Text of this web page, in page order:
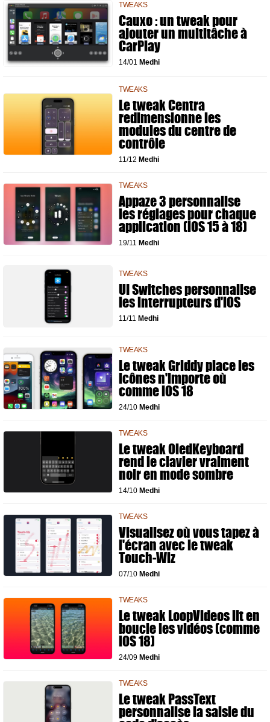
TWEAKS
Cauxo : un tweak pour
ajouter un multitâche à
CarPlay
14/01 Medhi
TWEAKS
Le tweak Centra
redimensionne les
modules du centre de
contrôle
11/12 Medhi
TWEAKS
Appaze 3 personnalise
les réglages pour chaque
application (iOS 15 à 18)
19/11 Medhi
TWEAKS
UI Switches personnalise
les interrupteurs d'iOS
11/11 Medhi
TWEAKS
Le tweak Griddy place les
icônes n'importe où
comme iOS 18
24/10 Medhi
TWEAKS
Le tweak OledKeyboard
rend le clavier vraiment
noir en mode sombre
14/10 Medhi
TWEAKS
Visualisez où vous tapez à
l'écran avec le tweak
Touch-Wiz
07/10 Medhi
TWEAKS
Le tweak LoopVideos lit en
boucle les vidéos (comme
iOS 18)
24/09 Medhi
TWEAKS
Le tweak PassText
personnalise la saisie du